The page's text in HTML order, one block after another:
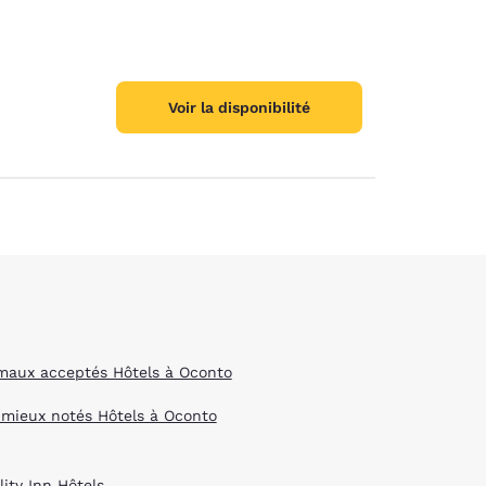
Voir la disponibilité
acceptés Hôtels à Oconto
mieux notés Hôtels à Oconto